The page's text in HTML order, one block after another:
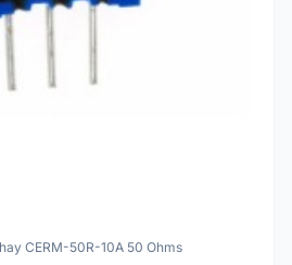
CERM-50R-10A 50 Ohms